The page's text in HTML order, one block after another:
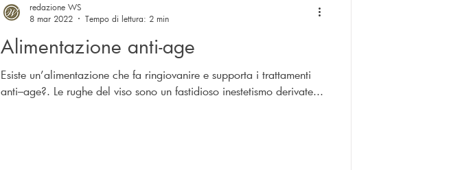
Alimentazione anti-age
Esiste un’alimentazione che fa ringiovanire e supporta i trattamenti
anti–age?. Le rughe del viso sono un fastidioso inestetismo derivate...
redazione WS
8 mar 2022
Tempo di lettura: 2 min